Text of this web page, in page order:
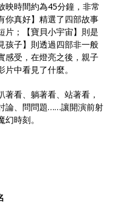
映時間約為45分鐘，非常
你真好】精選了四部故事
片；【寶貝小宇宙】則是
孩子】則透過四部非一般
感受，在燈亮之後，親子
中看見了什麼。
看、躺著看、站著看，
論、問問題……讓開演前射
時刻。